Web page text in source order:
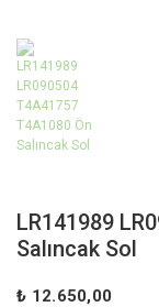
LR141989
Salıncak Sol
₺ 12.650,00